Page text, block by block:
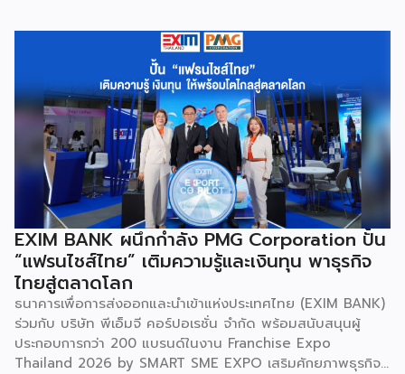
โดยมี สถาบันเทคโนโลยีนิวเคลียร์แห่งชาติ (องค์การมหาชน) หรือ
สทน. รับหน้าที่เป็นเจ้าภาพหลัก ณ สำนักงาน สทน. องครักษ์ เพื่อ
มุ่งระดมสมองวิศวกรและนักวิจัยไทยในการยกระดับเครื่องมือ
วิทยาศาสตร์ขั้นสูง และสร้างเสถียรภาพทางเทคโนโลยี
(National Resilience) ให้แก่ประเทศอย่างยั่งยืน ศ.ดร.ยศชนัน
วงศ์สวัสดิ์ รัฐมนตรีว่าการกระทรวง อว. ประธานในพิธีเปิดเปิดเผย
ว่า “การประชุมในครั้งนี้เป็นหมุดหมายสำคัญในการหลอมรวมความ
เชี่ยวชาญของ 4 สถาบันใหญ่ เพื่อขับเคลื่อนจากงานวิจัยพื้นฐาน
ไปสู่การสร้างมูลค่าเชิงอุตสาหกรรม โดยมุ่งสร้างเครือข่ายวิศวกร
สมรรถนะสูงที่จะเป็นฐานกำลังในการพัฒนาเทคโนโลยีเชิง
ยุทธศาสตร์ (Strategic Technologies) รองรับอุตสาหกรรม
แห่งอนาคต และพาประเทศก้าวทะยานสู่เวทีโลกได้อย่างภาคภูมิ”
ไฮไลต์สำคัญของการจัดงานในครั้งนี้ […]
EXIM BANK ผนึกกำลัง PMG Corporation ปั้น
“แฟรนไชส์ไทย” เติมความรู้และเงินทุน พาธุรกิจ
ไทยสู่ตลาดโลก
ธนาคารเพื่อการส่งออกและนำเข้าแห่งประเทศไทย (EXIM BANK)
ร่วมกับ บริษัท พีเอ็มจี คอร์ปอเรชั่น จำกัด พร้อมสนับสนุนผู้
ประกอบการกว่า 200 แบรนด์ในงาน Franchise Expo
Thailand 2026 by SMART SME EXPO เสริมศักยภาพธุรกิจ